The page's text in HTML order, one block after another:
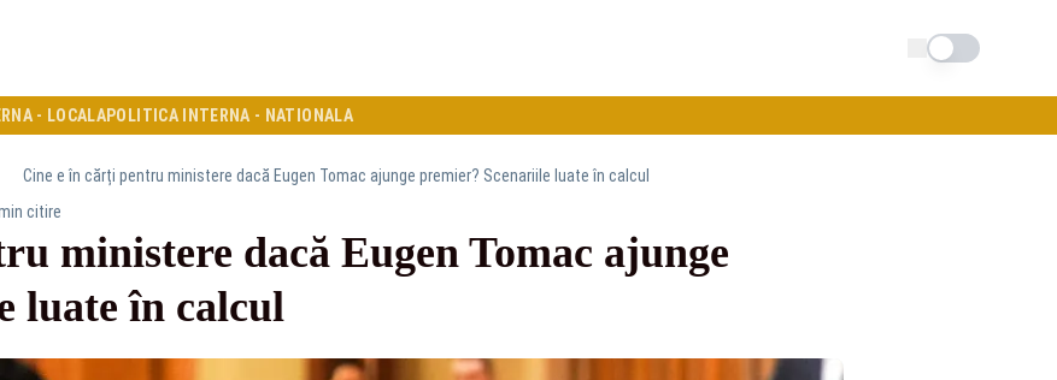
Schimba tema
- LOCALAPOLITICA INTERNA - NATIONALA
Cine e în cărți pentru ministere dacă Eugen Tomac ajunge premier? Scenariile luate în calcul
citire
ministere dacă Eugen Tomac ajunge
luate în calcul